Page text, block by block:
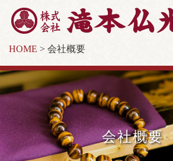
HOME > 会社概要
会社概要